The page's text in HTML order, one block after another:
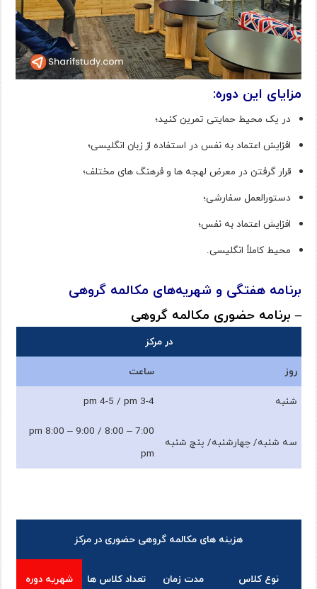
مزایای این دوره:
در یک محیط حمایتی تمرین کنید؛
افزایش اعتماد به نفس در استفاده از زبان انگلیسی؛
قرار گرفتن در معرض لهجه ها و فرهنگ های مختلف؛
دستورالعمل سفارشی؛
افزایش اعتماد به نفس؛
محیط کاملاً انگلیسی.
برنامه هفتگی و شهریه‌های مکالمه گروهی
– برنامه حضوری مکالمه گروهی
در مرکز
روز
ساعت
شنبه
3-4 pm 4-5 / pm
سه شنبه/ چهارشنبه/ پنج شنبه
7:00 – 8:00 pm 8:00 – 9:00 /
pm
هزینه های مکالمه گروهی حضوری در مرکز
نوع کلاس مدت زمان تعداد کلاس ها شهریه دوره